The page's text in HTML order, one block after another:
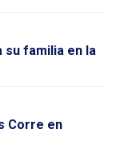
su familia en la
Corre en